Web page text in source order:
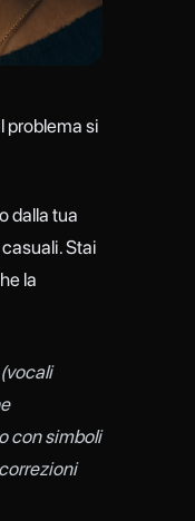
problema si
dalla tua
Stai
la
con simboli